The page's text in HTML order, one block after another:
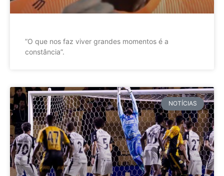
”O que nos faz viver grandes momentos é a
constância”.
NOTÍCIAS